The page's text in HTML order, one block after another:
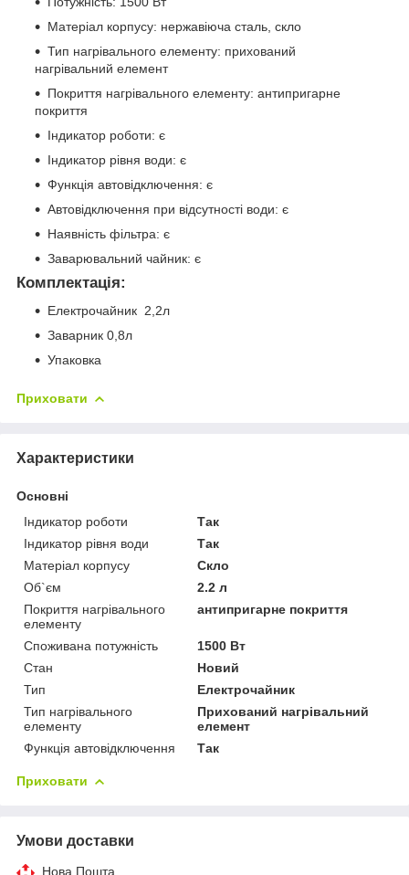
Матеріал корпусу: нержавіюча сталь, скло
Тип нагрівального елементу: прихований
нагрівальний елемент
Покриття нагрівального елементу: антипригарне
покриття
Індикатор роботи: є
Індикатор рівня води: є
Функція автовідключення: є
Автовідключення при відсутності води: є
Наявність фільтра: є
Заварювальний чайник: є
Комплектація:
Електрочайник 2,2л
Заварник 0,8л
Упаковка
Приховати
Характеристики
Основні
Індикатор роботи
Так
Індикатор рівня води
Так
Матеріал корпусу
Скло
Об`єм
2.2 л
Покриття нагрівального
елементу
антипригарне покриття
Споживана потужність
1500 Вт
Стан
Новий
Тип
Електрочайник
Тип нагрівального
елементу
Прихований нагрівальний
елемент
Функція автовідключення
Так
Приховати
Умови доставки
Нова Пошта